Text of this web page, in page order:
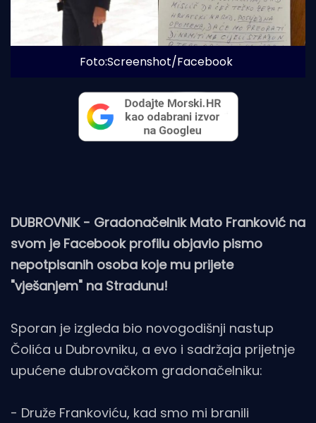
Foto:Screenshot/Facebook
DUBROVNIK - Gradonačelnik Mato Franković na
svom je Facebook profilu objavio pismo
nepotpisanih osoba koje mu prijete
"vješanjem" na Stradunu!
Sporan je izgleda bio novogodišnji nastup
Čolića u Dubrovniku, a evo i sadržaja prijetnje
upućene dubrovačkom gradonačelniku:
- Druže Frankoviću, kad smo mi branili